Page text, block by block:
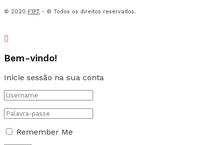
© 2020 F1PT - © Todos os direitos reservados.
Bem-vindo!
Inicie sessão na sua conta
Remember Me